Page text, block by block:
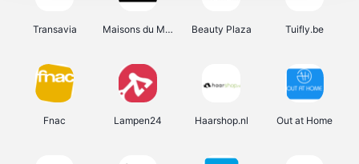
Transavia Maisons du Monde Beauty Plaza Tuifly.be
Fnac Lampen24 Haarshop.nl Out at Home